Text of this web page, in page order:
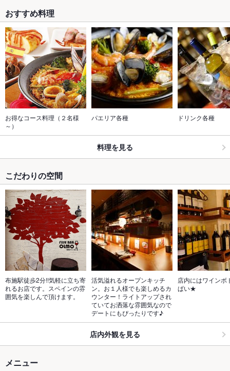
おすすめ料理
お得なコース料理（２名様
～）
パエリア各種 ドリンク各種
料理を見る
こだわりの空間
布施駅徒歩2分!!気軽に立ち寄
れるお店です。スペインの雰
囲気を楽しんで頂けます。
活気溢れるオープンキッチ
ン。お１人様でも楽しめるカ
ウンター！ライトアップされ
ていてお洒落な雰囲気なので
デートにもぴったりです♪
店内にはワインボ
ぱい★
店内外観を見る
メニュー